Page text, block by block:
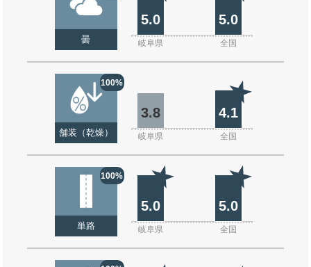
曇
5.0 5.0
岐阜県 全国
100%
舗装（乾燥）
3.8 4.1
岐阜県 全国
100%
単路
5.0 5.0
岐阜県 全国